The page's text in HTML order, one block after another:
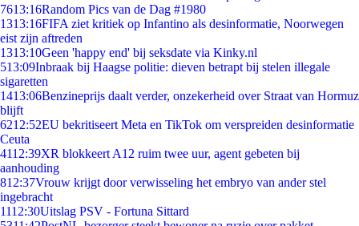
7613:16Random Pics van de Dag #1980
1313:16FIFA ziet kritiek op Infantino als desinformatie, Noorwegen
eist zijn aftreden
1313:10Geen 'happy end' bij seksdate via Kinky.nl
513:09Inbraak bij Haagse politie: dieven betrapt bij stelen illegale
sigaretten
1413:06Benzineprijs daalt verder, onzekerheid over Straat van Hormuz
blijft
6212:52EU bekritiseert Meta en TikTok om verspreiden desinformatie
Ceuta
4112:39XR blokkeert A12 ruim twee uur, agent gebeten bij
aanhouding
812:37Vrouw krijgt door verwisseling het embryo van ander stel
ingebracht
1112:30Uitslag PSV - Fortuna Sittard